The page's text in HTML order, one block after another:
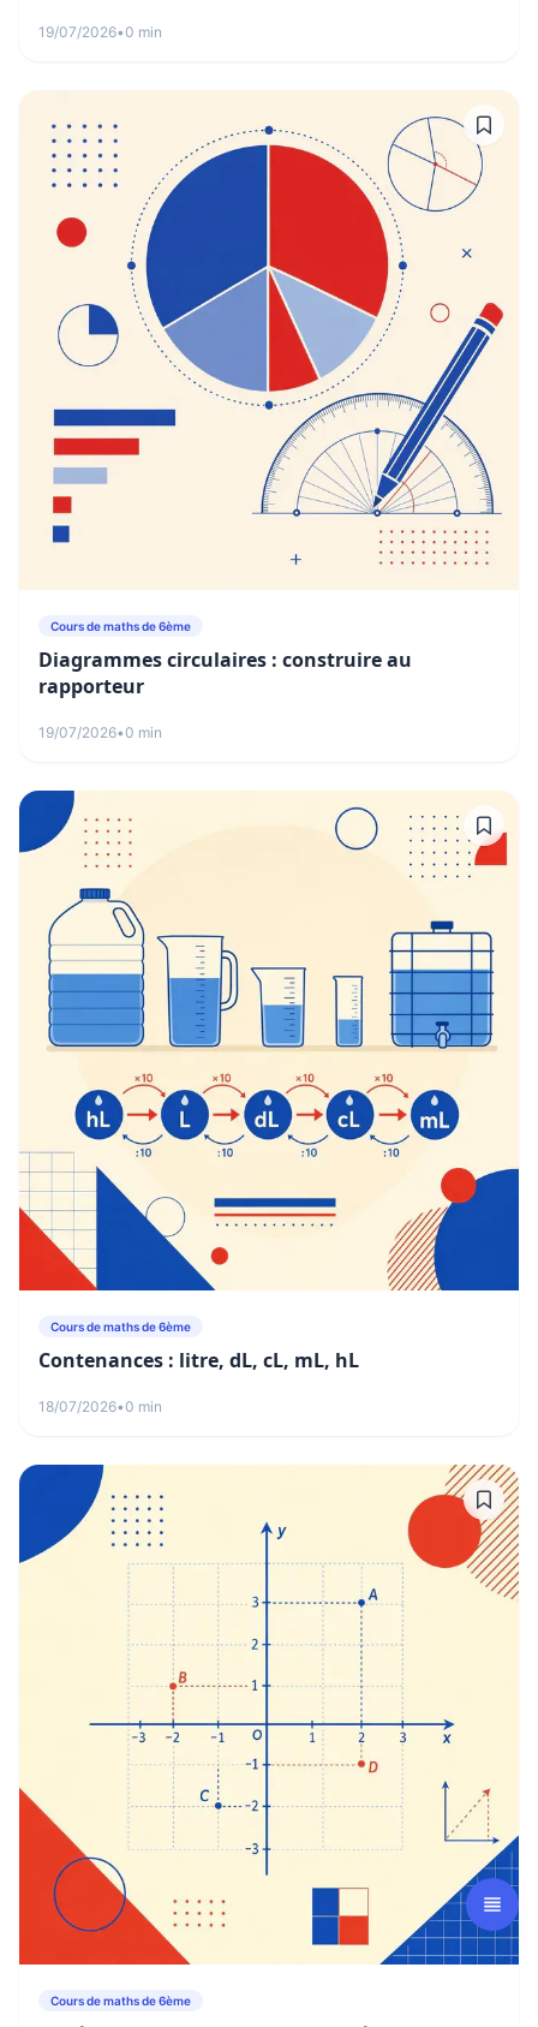
19/07/2026•0 min
Cours de maths de 6ème
Diagrammes circulaires : construire au
rapporteur
19/07/2026•0 min
Cours de maths de 6ème
Contenances : litre, dL, cL, mL, hL
18/07/2026•0 min
Cours de maths de 6ème